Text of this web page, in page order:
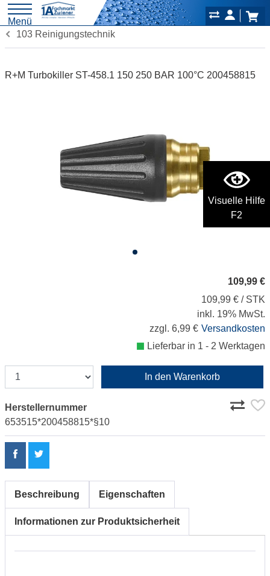
Visuelle Hilfe
F2
Menü
103 Reinigungstechnik
R+M Turbokiller ST-458.1 150 250 BAR 100°C 200458815
109,99 €
109,99 € / STK
inkl. 19% MwSt.
zzgl. 6,99 € Versandkosten
Lieferbar in 1 - 2 Werktagen
In den Warenkorb
Herstellernummer
653515*200458815*§10
Beschreibung Eigenschaften
Informationen zur Produktsicherheit